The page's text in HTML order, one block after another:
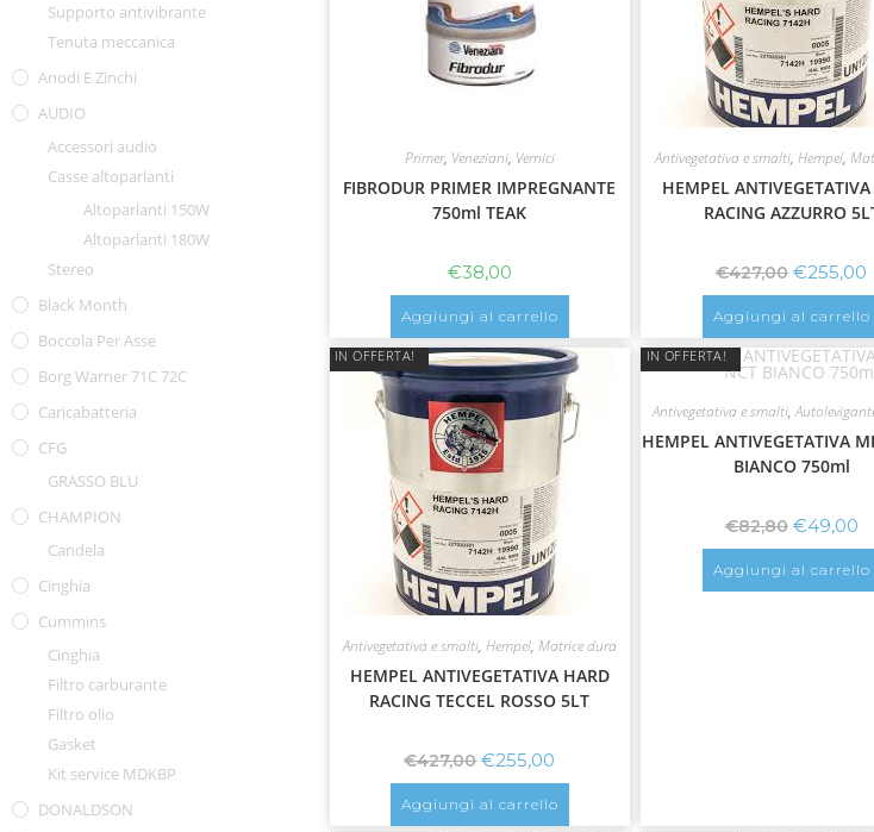
Supporto antivibrante
Tenuta meccanica
Anodi E Zinchi
AUDIO
Accessori audio
Casse altoparlanti
Altoparlanti 150W
Altoparlanti 180W
Stereo
Black Month
Boccola Per Asse
Borg Warner 71C 72C
Caricabatteria
CFG
GRASSO BLU
CHAMPION
Candela
Cinghia
Cummins
Cinghia
Filtro carburante
Filtro olio
Gasket
Kit service MDKBP
DONALDSON
Primer, Veneziani, Vernici
FIBRODUR PRIMER IMPREGNANTE
750ml TEAK
€38,00
Aggiungi al carrello
Antivegetativa e smalti, Hempel,
HEMPEL
RACING AZZURRO
€427,00 €255,00
Aggiungi al carrello
IN OFFERTA!
Antivegetativa e smalti, Hempel, Matrice dura
HEMPEL ANTIVEGETATIVA HARD
RACING TECCEL ROSSO 5LT
€427,00 €255,00
Aggiungi al carrello
IN OFFERTA!
Antivegetativa e smalti,
HEMPEL ANTIVEGETATIVA
BIANCO 750ml
€82,80 €49,00
Aggiungi al carrello